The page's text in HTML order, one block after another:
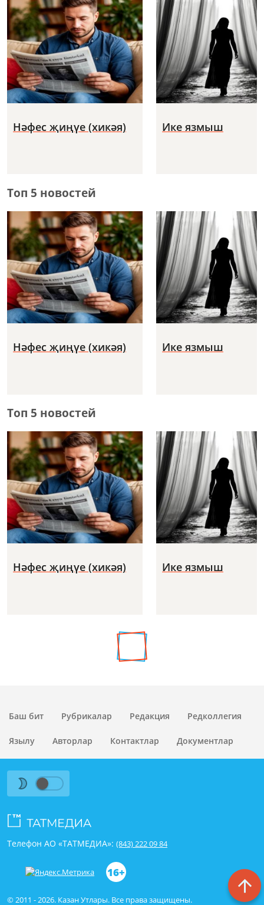
Нәфес җиңүе (хикәя) Ике язмыш
Топ 5 новостей
Нәфес җиңүе (хикәя) Ике язмыш
Топ 5 новостей
Нәфес җиңүе (хикәя) Ике язмыш
Баш бит Рубрикалар Редакция Редколлегия
Язылу Авторлар Контактлар Документлар
© 2011 - 2026. Казан Утлары. Все права защищены.
Телефон АО «ТАТМЕДИА»: (843) 222 09 84
16+